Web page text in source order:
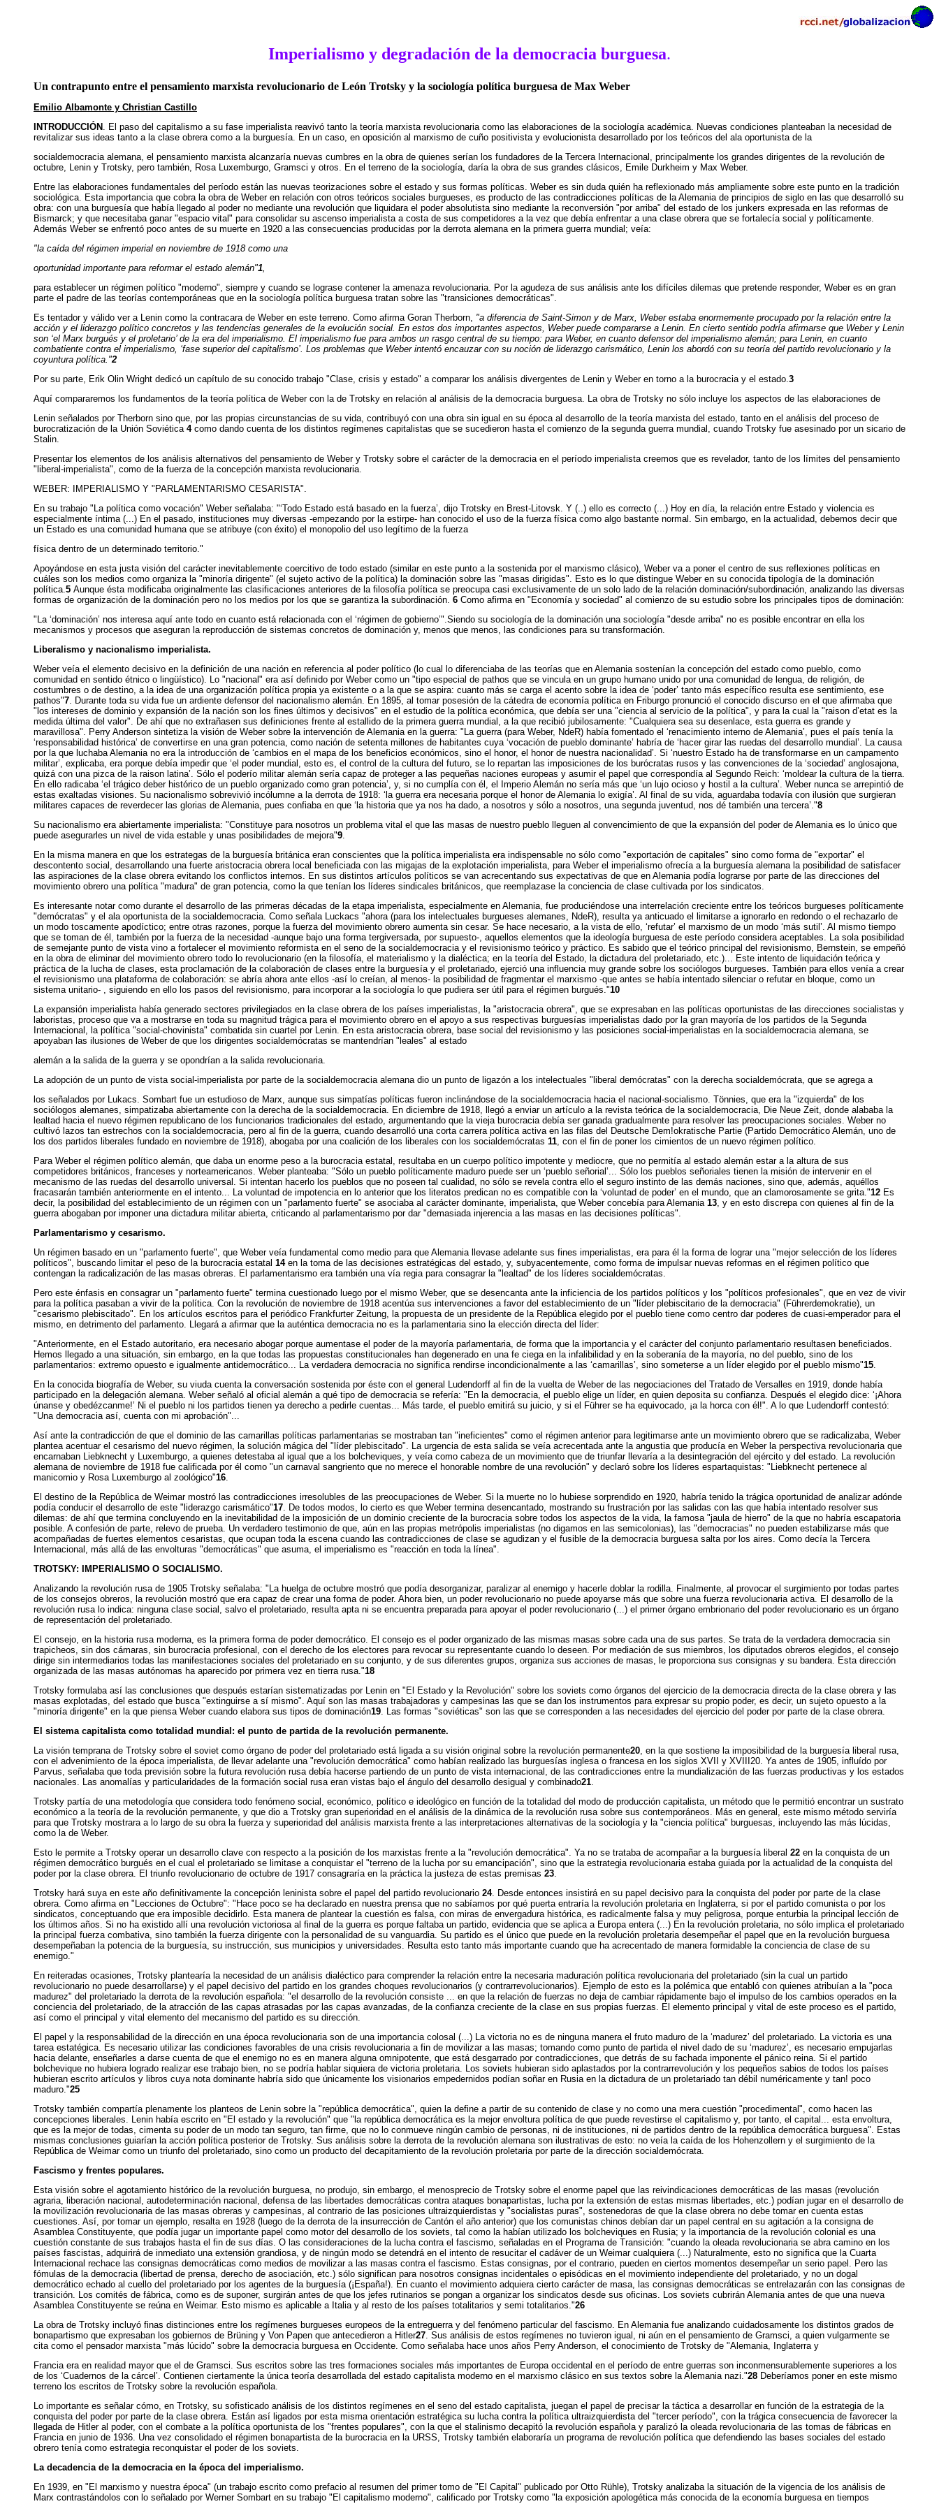
Imperialismo y degradación de la democracia burguesa.
Un contrapunto entre el pensamiento marxista revolucionario de León Trotsky y la sociología política burguesa de Max Weber
Emilio Albamonte y Christian Castillo
INTRODUCCIÓN . El paso del capitalismo a su fase imperialista reavivó tanto la teoría marxista revolucionaria como las elaboraciones de la sociología académica. Nuevas condiciones planteaban la necesidad de
revitalizar sus ideas tanto a la clase obrera como a la burguesía. En un caso, en oposición al marxismo de cuño positivista y evolucionista desarrollado por los teóricos del ala oportunista de la
socialdemocracia alemana, el pensamiento marxista alcanzaría nuevas cumbres en la obra de quienes serían los fundadores de la Tercera Internacional, principalmente los grandes dirigentes de la revolución de
octubre, Lenin y Trotsky, pero también, Rosa Luxemburgo, Gramsci y otros. En el terreno de la sociología, daría la obra de sus grandes clásicos, Emile Durkheim y Max Weber.
Entre las elaboraciones fundamentales del período están las nuevas teorizaciones sobre el estado y sus formas políticas. Weber es sin duda quién ha reflexionado más ampliamente sobre este punto en la tradición
sociológica. Esta importancia que cobra la obra de Weber en relación con otros teóricos sociales burgueses, es producto de las contradicciones políticas de la Alemania de principios de siglo en las que desarrolló su
obra: con una burguesía que había llegado al poder no mediante una revolución que liquidara el poder absolutista sino mediante la reconversión "por arriba" del estado de los junkers expresada en las reformas de
Bismarck; y que necesitaba ganar "espacio vital" para consolidar su ascenso imperialista a costa de sus competidores a la vez que debía enfrentar a una clase obrera que se fortalecía social y políticamente.
Además Weber se enfrentó poco antes de su muerte en 1920 a las consecuencias producidas por la derrota alemana en la primera guerra mundial; veía:
"la caída del régimen imperial en noviembre de 1918 como una
oportunidad importante para reformar el estado alemán"1,
para establecer un régimen político "moderno", siempre y cuando se lograse contener la amenaza revolucionaria. Por la agudeza de sus análisis ante los difíciles dilemas que pretende responder, Weber es en gran
parte el padre de las teorías contemporáneas que en la sociología política burguesa tratan sobre las "transiciones democráticas".
Es tentador y válido ver a Lenin como la contracara de Weber en este terreno. Como afirma Goran Therborn, "a diferencia de Saint-Simon y de Marx, Weber estaba enormemente procupado por la relación entre la
acción y el liderazgo político concretos y las tendencias generales de la evolución social. En estos dos importantes aspectos, Weber puede compararse a Lenin. En cierto sentido podría afirmarse que Weber y Lenin
son ‘el Marx burgués y el proletario’ de la era del imperialismo. El imperialismo fue para ambos un rasgo central de su tiempo: para Weber, en cuanto defensor del imperialismo alemán; para Lenin, en cuanto
combatiente contra el imperialismo, ‘fase superior del capitalismo’. Los problemas que Weber intentó encauzar con su noción de liderazgo carismático, Lenin los abordó con su teoría del partido revolucionario y la
coyuntura política."2
Por su parte, Erik Olin Wright dedicó un capítulo de su conocido trabajo "Clase, crisis y estado" a comparar los análisis divergentes de Lenin y Weber en torno a la burocracia y el estado.3
Aquí compararemos los fundamentos de la teoría política de Weber con la de Trotsky en relación al análisis de la democracia burguesa. La obra de Trotsky no sólo incluye los aspectos de las elaboraciones de
Lenin señalados por Therborn sino que, por las propias circunstancias de su vida, contribuyó con una obra sin igual en su época al desarrollo de la teoría marxista del estado, tanto en el análisis del proceso de
burocratización de la Unión Soviética 4como dando cuenta de los distintos regímenes capitalistas que se sucedieron hasta el comienzo de la segunda guerra mundial, cuando Trotsky fue asesinado por un sicario de
Stalin.
Presentar los elementos de los análisis alternativos del pensamiento de Weber y Trotsky sobre el carácter de la democracia en el período imperialista creemos que es revelador, tanto de los límites del pensamiento
"liberal-imperialista", como de la fuerza de la concepción marxista revolucionaria.
WEBER: IMPERIALISMO Y "PARLAMENTARISMO CESARISTA".
En su trabajo "La política como vocación" Weber señalaba: "‘Todo Estado está basado en la fuerza’, dijo Trotsky en Brest-Litovsk. Y (..) ello es correcto (...) Hoy en día, la relación entre Estado y violencia es
especialmente íntima (...) En el pasado, instituciones muy diversas -empezando por la estirpe- han conocido el uso de la fuerza física como algo bastante normal. Sin embargo, en la actualidad, debemos decir que
un Estado es una comunidad humana que se atribuye (con éxito) el monopolio del uso legítimo de la fuerza
física dentro de un determinado territorio."
Apoyándose en esta justa visión del carácter inevitablemente coercitivo de todo estado (similar en este punto a la sostenida por el marxismo clásico), Weber va a poner el centro de sus reflexiones políticas en
cuáles son los medios como organiza la "minoría dirigente" (el sujeto activo de la política) la dominación sobre las "masas dirigidas". Esto es lo que distingue Weber en su conocida tipología de la dominación
política.5 Aunque ésta modificaba originalmente las clasificaciones anteriores de la filosofía política se preocupa casi exclusivamente de un solo lado de la relación dominación/subordinación, analizando las diversas
formas de organización de la dominación pero no los medios por los que se garantiza la subordinación. 6 Como afirma en "Economía y sociedad" al comienzo de su estudio sobre los principales tipos de dominación:
"La ‘dominación’ nos interesa aquí ante todo en cuanto está relacionada con el ‘régimen de gobierno’".Siendo su sociología de la dominación una sociología "desde arriba" no es posible encontrar en ella los
mecanismos y procesos que aseguran la reproducción de sistemas concretos de dominación y, menos que menos, las condiciones para su transformación.
Liberalismo y nacionalismo imperialista.
Weber veía el elemento decisivo en la definición de una nación en referencia al poder político (lo cual lo diferenciaba de las teorías que en Alemania sostenían la concepción del estado como pueblo, como
comunidad en sentido étnico o lingüístico). Lo "nacional" era así definido por Weber como un "tipo especial de pathos que se vincula en un grupo humano unido por una comunidad de lengua, de religión, de
costumbres o de destino, a la idea de una organización política propia ya existente o a la que se aspira: cuanto más se carga el acento sobre la idea de ‘poder’ tanto más específico resulta ese sentimiento, ese
pathos"7. Durante toda su vida fue un ardiente defensor del nacionalismo alemán. En 1895, al tomar posesión de la cátedra de economía política en Friburgo pronunció el conocido discurso en el que afirmaba que
"los intereses de dominio y expansión de la nación son los fines últimos y decisivos" en el estudio de la política económica, que debía ser una "ciencia al servicio de la política", y para la cual la "raison d’etat es la
medida última del valor". De ahí que no extrañasen sus definiciones frente al estallido de la primera guerra mundial, a la que recibió jubilosamente: "Cualquiera sea su desenlace, esta guerra es grande y
maravillosa". Perry Anderson sintetiza la visión de Weber sobre la intervención de Alemania en la guerra: "La guerra (para Weber, NdeR) había fomentado el ‘renacimiento interno de Alemania’, pues el país tenía la
‘responsabilidad histórica’ de convertirse en una gran potencia, como nación de setenta millones de habitantes cuya ‘vocación de pueblo dominante’ habría de ‘hacer girar las ruedas del desarrollo mundial’. La causa
por la que luchaba Alemania no era la introducción de ‘cambios en el mapa de los beneficios económicos, sino el honor, el honor de nuestra nacionalidad’. Si ‘nuestro Estado ha de transformarse en un campamento
militar’, explicaba, era porque debía impedir que ‘el poder mundial, esto es, el control de la cultura del futuro, se lo repartan las imposiciones de los burócratas rusos y las convenciones de la ‘sociedad’ anglosajona,
quizá con una pizca de la raison latina’. Sólo el poderío militar alemán sería capaz de proteger a las pequeñas naciones europeas y asumir el papel que correspondía al Segundo Reich: ‘moldear la cultura de la tierra.
En ello radicaba ‘el trágico deber histórico de un pueblo organizado como gran potencia’, y, si no cumplía con él, el Imperio Alemán no sería más que ‘un lujo ocioso y hostil a la cultura’. Weber nunca se arrepintió de
estas exaltadas visiones. Su nacionalismo sobrevivió incólumne a la derrota de 1918: ‘la guerra era necesaria porque el honor de Alemania lo exigía’. Al final de su vida, aguardaba todavía con ilusión que surgieran
militares capaces de reverdecer las glorias de Alemania, pues confiaba en que ‘la historia que ya nos ha dado, a nosotros y sólo a nosotros, una segunda juventud, nos dé también una tercera’."8
Su nacionalismo era abiertamente imperialista: "Constituye para nosotros un problema vital el que las masas de nuestro pueblo lleguen al convencimiento de que la expansión del poder de Alemania es lo único que
puede asegurarles un nivel de vida estable y unas posibilidades de mejora"9.
En la misma manera en que los estrategas de la burguesía británica eran conscientes que la política imperialista era indispensable no sólo como "exportación de capitales" sino como forma de "exportar" el
descontento social, desarrollando una fuerte aristocracia obrera local beneficiada con las migajas de la explotación imperialista, para Weber el imperialismo ofrecía a la burguesía alemana la posibilidad de satisfacer
las aspiraciones de la clase obrera evitando los conflictos internos. En sus distintos artículos políticos se van acrecentando sus expectativas de que en Alemania podía lograrse por parte de las direcciones del
movimiento obrero una política "madura" de gran potencia, como la que tenían los líderes sindicales británicos, que reemplazase la conciencia de clase cultivada por los sindicatos.
Es interesante notar como durante el desarrollo de las primeras décadas de la etapa imperialista, especialmente en Alemania, fue produciéndose una interrelación creciente entre los teóricos burgueses políticamente
"demócratas" y el ala oportunista de la socialdemocracia. Como señala Luckacs "ahora (para los intelectuales burgueses alemanes, NdeR), resulta ya anticuado el limitarse a ignorarlo en redondo o el rechazarlo de
un modo toscamente apodíctico; entre otras razones, porque la fuerza del movimiento obrero aumenta sin cesar. Se hace necesario, a la vista de ello, ‘refutar’ el marxismo de un modo ‘más sutil’. Al mismo tiempo
que se toman de él, también por la fuerza de la necesidad -aunque bajo una forma tergiversada, por supuesto-, aquellos elementos que la ideología burguesa de este período considera aceptables. La sola posibilidad
de semejante punto de vista vino a fortalecer el movimiento reformista en el seno de la socialdemocracia y el revisionismo teórico y práctico. Es sabido que el teórico principal del revisionismo, Bernstein, se empeñó
en la obra de eliminar del movimiento obrero todo lo revolucionario (en la filosofía, el materialismo y la dialéctica; en la teoría del Estado, la dictadura del proletariado, etc.)... Este intento de liquidación teórica y
práctica de la lucha de clases, esta proclamación de la colaboración de clases entre la burguesía y el proletariado, ejerció una influencia muy grande sobre los sociólogos burgueses. También para ellos venía a crear
el revisionismo una plataforma de colaboración: se abría ahora ante ellos -así lo creían, al menos- la posibilidad de fragmentar el marxismo -que antes se había intentado silenciar o refutar en bloque, como un
sistema unitario- , siguiendo en ello los pasos del revisionismo, para incorporar a la sociología lo que pudiera ser útil para el régimen burgués."10
La expansión imperialista había generado sectores privilegiados en la clase obrera de los países imperialistas, la "aristocracia obrera", que se expresaban en las políticas oportunistas de las direcciones socialistas y
laboristas, proceso que va a mostrarse en toda su magnitud trágica para el movimiento obrero en el apoyo a sus respectivas burguesías imperialistas dado por la gran mayoría de los partidos de la Segunda
Internacional, la política "social-chovinista" combatida sin cuartel por Lenin. En esta aristocracia obrera, base social del revisionismo y las posiciones social-imperialistas en la socialdemocracia alemana, se
apoyaban las ilusiones de Weber de que los dirigentes socialdemócratas se mantendrían "leales" al estado
alemán a la salida de la guerra y se opondrían a la salida revolucionaria.
La adopción de un punto de vista social-imperialista por parte de la socialdemocracia alemana dio un punto de ligazón a los intelectuales "liberal demócratas" con la derecha socialdemócrata, que se agrega a
los señalados por Lukacs. Sombart fue un estudioso de Marx, aunque sus simpatías políticas fueron inclinándose de la socialdemocracia hacia el nacional-socialismo. Tönnies, que era la "izquierda" de los
sociólogos alemanes, simpatizaba abiertamente con la derecha de la socialdemocracia. En diciembre de 1918, llegó a enviar un artículo a la revista teórica de la socialdemocracia, Die Neue Zeit, donde alababa la
lealtad hacia el nuevo régimen republicano de los funcionarios tradicionales del estado, argumentando que la vieja burocracia debía ser ganada gradualmente para resolver las preocupaciones sociales. Weber no
cultivó lazos tan estrechos con la socialdemocracia, pero al fin de la guerra, cuando desarrolló una corta carrera política activa en las filas del Deutsche Dem!okratische Partie (Partido Democrático Alemán, uno de
los dos partidos liberales fundado en noviembre de 1918), abogaba por una coalición de los liberales con los socialdemócratas 11, con el fin de poner los cimientos de un nuevo régimen político.
Para Weber el régimen político alemán, que daba un enorme peso a la burocracia estatal, resultaba en un cuerpo político impotente y mediocre, que no permitía al estado alemán estar a la altura de sus
competidores británicos, franceses y norteamericanos. Weber planteaba: "Sólo un pueblo políticamente maduro puede ser un ‘pueblo señorial’... Sólo los pueblos señoriales tienen la misión de intervenir en el
mecanismo de las ruedas del desarrollo universal. Si intentan hacerlo los pueblos que no poseen tal cualidad, no sólo se revela contra ello el seguro instinto de las demás naciones, sino que, además, aquéllos
fracasarán también anteriormente en el intento... La voluntad de impotencia en lo anterior que los literatos predican no es compatible con la ‘voluntad de poder’ en el mundo, que an clamorosamente se grita."12 Es
decir, la posibilidad del establecimiento de un régimen con un "parlamento fuerte" se asociaba al carácter dominante, imperialista, que Weber concebía para Alemania 13, y en esto discrepa con quienes al fin de la
guerra abogaban por imponer una dictadura militar abierta, criticando al parlamentarismo por dar "demasiada injerencia a las masas en las decisiones políticas".
Parlamentarismo y cesarismo.
Un régimen basado en un "parlamento fuerte", que Weber veía fundamental como medio para que Alemania llevase adelante sus fines imperialistas, era para él la forma de lograr una "mejor selección de los líderes
políticos", buscando limitar el peso de la burocracia estatal 14en la toma de las decisiones estratégicas del estado, y, subyacentemente, como forma de impulsar nuevas reformas en el régimen político que
contengan la radicalización de las masas obreras. El parlamentarismo era también una vía regia para consagrar la "lealtad" de los líderes socialdemócratas.
Pero este énfasis en consagrar un "parlamento fuerte" termina cuestionado luego por el mismo Weber, que se desencanta ante la inficiencia de los partidos políticos y los "políticos profesionales", que en vez de vivir
para la política pasaban a vivir de la política. Con la revolución de noviembre de 1918 acentúa sus intervenciones a favor del establecimiento de un "líder plebiscitario de la democracia" (Führerdemokratie), un
"cesarismo plebiscitado". En los artículos escritos para el periódico Frankfurter Zeitung, la propuesta de un presidente de la República elegido por el pueblo tiene como centro dar poderes de cuasi-emperador para el
mismo, en detrimento del parlamento. Llegará a afirmar que la auténtica democracia no es la parlamentaria sino la elección directa del líder:
"Anteriormente, en el Estado autoritario, era necesario abogar porque aumentase el poder de la mayoría parlamentaria, de forma que la importancia y el carácter del conjunto parlamentario resultasen beneficiados.
Hemos llegado a una situación, sin embargo, en la que todas las propuestas constitucionales han degenerado en una fe ciega en la infalibilidad y en la soberanía de la mayoría, no del pueblo, sino de los
parlamentarios: extremo opuesto e igualmente antidemocrático... La verdadera democracia no significa rendirse incondicionalmente a las ‘camarillas’, sino someterse a un líder elegido por el pueblo mismo"15.
En la conocida biografía de Weber, su viuda cuenta la conversación sostenida por éste con el general Ludendorff al fin de la vuelta de Weber de las negociaciones del Tratado de Versalles en 1919, donde había
participado en la delegación alemana. Weber señaló al oficial alemán a qué tipo de democracia se refería: "En la democracia, el pueblo elige un líder, en quien deposita su confianza. Después el elegido dice: ‘¡Ahora
únanse y obedézcanme!’ Ni el pueblo ni los partidos tienen ya derecho a pedirle cuentas... Más tarde, el pueblo emitirá su juicio, y si el Führer se ha equivocado, ¡a la horca con él!". A lo que Ludendorff contestó:
"Una democracia así, cuenta con mi aprobación"...
Así ante la contradicción de que el dominio de las camarillas políticas parlamentarias se mostraban tan "ineficientes" como el régimen anterior para legitimarse ante un movimiento obrero que se radicalizaba, Weber
plantea acentuar el cesarismo del nuevo régimen, la solución mágica del "líder plebiscitado". La urgencia de esta salida se veía acrecentada ante la angustia que producía en Weber la perspectiva revolucionaria que
encarnaban Liebknecht y Luxemburgo, a quienes detestaba al igual que a los bolcheviques, y veía como cabeza de un movimiento que de triunfar llevaría a la desintegración del ejército y del estado. La revolución
alemana de noviembre de 1918 fue calificada por él como "un carnaval sangriento que no merece el honorable nombre de una revolución" y declaró sobre los líderes espartaquistas: "Liebknecht pertenece al
manicomio y Rosa Luxemburgo al zoológico"16.
El destino de la República de Weimar mostró las contradicciones irresolubles de las preocupaciones de Weber. Si la muerte no lo hubiese sorprendido en 1920, habría tenido la trágica oportunidad de analizar adónde
podía conducir el desarrollo de este "liderazgo carismático"17. De todos modos, lo cierto es que Weber termina desencantado, mostrando su frustración por las salidas con las que había intentado resolver sus
dilemas: de ahí que termina concluyendo en la inevitabilidad de la imposición de un dominio creciente de la burocracia sobre todos los aspectos de la vida, la famosa "jaula de hierro" de la que no habría escapatoria
posible. A confesión de parte, relevo de prueba. Un verdadero testimonio de que, aún en las propias metrópolis imperialistas (no digamos en las semicolonias), las "democracias" no pueden estabilizarse más que
acompañadas de fuertes elementos cesaristas, que ocupan toda la escena cuando las contradicciones de clase se agudizan y el fusible de la democracia burguesa salta por los aires. Como decía la Tercera
Internacional, más allá de las envolturas "democráticas" que asuma, el imperialismo es "reacción en toda la línea".
TROTSKY: IMPERIALISMO O SOCIALISMO.
Analizando la revolución rusa de 1905 Trotsky señalaba: "La huelga de octubre mostró que podía desorganizar, paralizar al enemigo y hacerle doblar la rodilla. Finalmente, al provocar el surgimiento por todas partes
de los consejos obreros, la revolución mostró que era capaz de crear una forma de poder. Ahora bien, un poder revolucionario no puede apoyarse más que sobre una fuerza revolucionaria activa. El desarrollo de la
revolución rusa lo indica: ninguna clase social, salvo el proletariado, resulta apta ni se encuentra preparada para apoyar el poder revolucionario (...) el primer órgano embrionario del poder revolucionario es un órgano
de representación del proletariado.
El consejo, en la historia rusa moderna, es la primera forma de poder democrático. El consejo es el poder organizado de las mismas masas sobre cada una de sus partes. Se trata de la verdadera democracia sin
trapicheos, sin dos cámaras, sin burocracia profesional, con el derecho de los electores para revocar su representante cuando lo deseen. Por mediación de sus miembros, los diputados obreros elegidos, el consejo
dirige sin intermediarios todas las manifestaciones sociales del proletariado en su conjunto, y de sus diferentes grupos, organiza sus acciones de masas, le proporciona sus consignas y su bandera. Esta dirección
organizada de las masas autónomas ha aparecido por primera vez en tierra rusa."18
Trotsky formulaba así las conclusiones que después estarían sistematizadas por Lenin en "El Estado y la Revolución" sobre los soviets como órganos del ejercicio de la democracia directa de la clase obrera y las
masas explotadas, del estado que busca "extinguirse a sí mismo". Aquí son las masas trabajadoras y campesinas las que se dan los instrumentos para expresar su propio poder, es decir, un sujeto opuesto a la
"minoría dirigente" en la que piensa Weber cuando elabora sus tipos de dominación19. Las formas "soviéticas" son las que se corresponden a las necesidades del ejercicio del poder por parte de la clase obrera.
El sistema capitalista como totalidad mundial: el punto de partida de la revolución permanente.
La visión temprana de Trotsky sobre el soviet como órgano de poder del proletariado está ligada a su visión original sobre la revolución permanente20, en la que sostiene la imposibilidad de la burguesía liberal rusa,
con el advenimiento de la época imperialista, de llevar adelante una "revolución democrática" como habían realizado las burguesías inglesa o francesa en los siglos XVII y XVIII20. Ya antes de 1905, influído por
Parvus, señalaba que toda previsión sobre la futura revolución rusa debía hacerse partiendo de un punto de vista internacional, de las contradicciones entre la mundialización de las fuerzas productivas y los estados
nacionales. Las anomalías y particularidades de la formación social rusa eran vistas bajo el ángulo del desarrollo desigual y combinado21.
Trotsky partía de una metodología que considera todo fenómeno social, económico, político e ideológico en función de la totalidad del modo de producción capitalista, un método que le permitió encontrar un sustrato
económico a la teoría de la revolución permanente, y que dio a Trotsky gran superioridad en el análisis de la dinámica de la revolución rusa sobre sus contemporáneos. Más en general, este mismo método serviría
para que Trotsky mostrara a lo largo de su obra la fuerza y superioridad del análisis marxista frente a las interpretaciones alternativas de la sociología y la "ciencia política" burguesas, incluyendo las más lúcidas,
como la de Weber.
Esto le permite a Trotsky operar un desarrollo clave con respecto a la posición de los marxistas frente a la "revolución democrática". Ya no se trataba de acompañar a la burguesía liberal 22 en la conquista de un
régimen democrático burgués en el cual el proletariado se limitase a conquistar el "terreno de la lucha por su emancipación", sino que la estrategia revolucionaria estaba guiada por la actualidad de la conquista del
poder por la clase obrera. El triunfo revolucionario de octubre de 1917 consagraría en la práctica la justeza de estas premisas 23.
Trotsky hará suya en este año definitivamente la concepción leninista sobre el papel del partido revolucionario 24. Desde entonces insistirá en su papel decisivo para la conquista del poder por parte de la clase
obrera. Como afirma en "Lecciones de Octubre": "Hace poco se ha declarado en nuestra prensa que no sabíamos por qué puerta entraría la revolución proletaria en Inglaterra, si por el partido comunista o por los
sindicatos, conceptuando que era imposible decidirlo. Esta manera de plantear la cuestión es falsa, con miras de envergadura histórica, es radicalmente falsa y muy peligrosa, porque enturbia la principal lección de
los últimos años. Si no ha existido allí una revolución victoriosa al final de la guerra es porque faltaba un partido, evidencia que se aplica a Europa entera (...) En la revolución proletaria, no sólo implica el proletariado
la principal fuerza combativa, sino también la fuerza dirigente con la personalidad de su vanguardia. Su partido es el único que puede en la revolución proletaria desempeñar el papel que en la revolución burguesa
desempeñaban la potencia de la burguesía, su instrucción, sus municipios y universidades. Resulta esto tanto más importante cuando que ha acrecentado de manera formidable la conciencia de clase de su
enemigo."
En reiteradas ocasiones, Trotsky plantearía la necesidad de un análisis dialéctico para comprender la relación entre la necesaria maduración política revolucionaria del proletariado (sin la cual un partido
revolucionario no puede desarrollarse) y el papel decisivo del partido en los grandes choques revolucionarios (y contrarrevolucionarios). Ejemplo de esto es la polémica que entabló con quienes atribuían a la "poca
madurez" del proletariado la derrota de la revolución española: "el desarrollo de la revolución consiste ... en que la relación de fuerzas no deja de cambiar rápidamente bajo el impulso de los cambios operados en la
conciencia del proletariado, de la atracción de las capas atrasadas por las capas avanzadas, de la confianza creciente de la clase en sus propias fuerzas. El elemento principal y vital de este proceso es el partido,
así como el principal y vital elemento del mecanismo del partido es su dirección.
El papel y la responsabilidad de la dirección en una época revolucionaria son de una importancia colosal (...) La victoria no es de ninguna manera el fruto maduro de la ‘madurez’ del proletariado. La victoria es una
tarea estatégica. Es necesario utilizar las condiciones favorables de una crisis revolucionaria a fin de movilizar a las masas; tomando como punto de partida el nivel dado de su ‘madurez’, es necesario empujarlas
hacia delante, enseñarles a darse cuenta de que el enemigo no es en manera alguna omnipotente, que está desgarrado por contradicciones, que detrás de su fachada imponente el pánico reina. Si el partido
bolchevique no hubiera logrado realizar ese trabajo bien, no se podría hablar siquiera de victoria proletaria. Los soviets hubieran sido aplastados por la contrarrevolución y los pequeños sabios de todos los países
hubieran escrito artículos y libros cuya nota dominante habría sido que únicamente los visionarios empedernidos podían soñar en Rusia en la dictadura de un proletariado tan débil numéricamente y tan! poco
maduro."25
Trotsky también compartía plenamente los planteos de Lenin sobre la "república democrática", quien la define a partir de su contenido de clase y no como una mera cuestión "procedimental", como hacen las
concepciones liberales. Lenin había escrito en "El estado y la revolución" que "la república democrática es la mejor envoltura política de que puede revestirse el capitalismo y, por tanto, el capital... esta envoltura,
que es la mejor de todas, cimenta su poder de un modo tan seguro, tan firme, que no lo conmueve ningún cambio de personas, ni de instituciones, ni de partidos dentro de la república democrática burguesa". Estas
mismas conclusiones guiarían la acción política posterior de Trotsky. Sus análisis sobre la derrota de la revolución alemana son ilustrativas de esto: no veía la caída de los Hohenzollern y el surgimiento de la
República de Weimar como un triunfo del proletariado, sino como un producto del decapitamiento de la revolución proletaria por parte de la dirección socialdemócrata.
Fascismo y frentes populares.
Esta visión sobre el agotamiento histórico de la revolución burguesa, no produjo, sin embargo, el menosprecio de Trotsky sobre el enorme papel que las reivindicaciones democráticas de las masas (revolución
agraria, liberación nacional, autodeterminación nacional, defensa de las libertades democráticas contra ataques bonapartistas, lucha por la extensión de estas mismas libertades, etc.) podían jugar en el desarrollo de
la movilización revolucionaria de las masas obreras y campesinas, al contrario de las posiciones ultraizquierdistas y "socialistas puras", sostenedoras de que la clase obrera no debe tomar en cuenta estas
cuestiones. Así, por tomar un ejemplo, resalta en 1928 (luego de la derrota de la insurrección de Cantón el año anterior) que los comunistas chinos debían dar un papel central en su agitación a la consigna de
Asamblea Constituyente, que podía jugar un importante papel como motor del desarrollo de los soviets, tal como la habían utilizado los bolcheviques en Rusia; y la importancia de la revolución colonial es una
cuestión constante de sus trabajos hasta el fin de sus días. O las consideraciones de la lucha contra el fascismo, señaladas en el Programa de Transición: "cuando la oleada revolucionaria se abra camino en los
países fascistas, adquirirá de inmediato una extensión grandiosa, y de ningún modo se detendrá en el intento de resucitar el cadáver de un Weimar cualquiera (...) Naturalmente, esto no significa que la Cuarta
Internacional rechace las consignas democráticas como medios de movilizar a las masas contra el fascismo. Estas consignas, por el contrario, pueden en ciertos momentos desempeñar un serio papel. Pero las
fómulas de la democracia (libertad de prensa, derecho de asociación, etc.) sólo significan para nosotros consignas incidentales o episódicas en el movimiento independiente del proletariado, y no un dogal
democrático echado al cuello del proletariado por los agentes de la burguesía (¡España!). En cuanto el movimiento adquiera cierto carácter de masa, las consignas democráticas se entrelazarán con las consignas de
transición. Los comités de fábrica, como es de suponer, surgirán antes de que los jefes rutinarios se pongan a organizar los sindicatos desde sus oficinas. Los soviets cubrirán Alemania antes de que una nueva
Asamblea Constituyente se reúna en Weimar. Esto mismo es aplicable a Italia y al resto de los países totalitarios y semi totalitarios."26
La obra de Trotsky incluyó finas distinciones entre los regímenes burgueses europeos de la entreguerra y del fenómeno particular del fascismo. En Alemania fue analizando cuidadosamente los distintos grados de
bonapartismo que expresaban los gobiernos de Brüning y Von Papen que antecedieron a Hitler27. Sus análisis de estos regímenes no tuvieron igual, ni aún en el pensamiento de Gramsci, a quien vulgarmente se
cita como el pensador marxista "más lúcido" sobre la democracia burguesa en Occidente. Como señalaba hace unos años Perry Anderson, el conocimiento de Trotsky de "Alemania, Inglaterra y
Francia era en realidad mayor que el de Gramsci. Sus escritos sobre las tres formaciones sociales más importantes de Europa occidental en el período de entre guerras son inconmensurablemente superiores a los
de los ‘Cuadernos de la cárcel’. Contienen ciertamente la única teoría desarrollada del estado capitalista moderno en el marxismo clásico en sus textos sobre la Alemania nazi."28 Deberíamos poner en este mismo
terreno los escritos de Trotsky sobre la revolución española.
Lo importante es señalar cómo, en Trotsky, su sofisticado análisis de los distintos regímenes en el seno del estado capitalista, juegan el papel de precisar la táctica a desarrollar en función de la estrategia de la
conquista del poder por parte de la clase obrera. Están así ligados por esta misma orientación estratégica su lucha contra la política ultraizquierdista del "tercer período", con la trágica consecuencia de favorecer la
llegada de Hitler al poder, con el combate a la política oportunista de los "frentes populares", con la que el stalinismo decapitó la revolución española y paralizó la oleada revolucionaria de las tomas de fábricas en
Francia en junio de 1936. Una vez consolidado el régimen bonapartista de la burocracia en la URSS, Trotsky también elaboraría un programa de revolución política que defendiendo las bases sociales del estado
obrero tenía como estrategia reconquistar el poder de los soviets.
La decadencia de la democracia en la época del imperialismo.
En 1939, en "El marxismo y nuestra época" (un trabajo escrito como prefacio al resumen del primer tomo de "El Capital" publicado por Otto Rühle), Trotsky analizaba la situación de la vigencia de los análisis de
Marx contrastándolos con lo señalado por Werner Sombart en su trabajo "El capitalismo moderno", calificado por Trotsky como "la exposición apologética más conocida de la economía burguesa en tiempos